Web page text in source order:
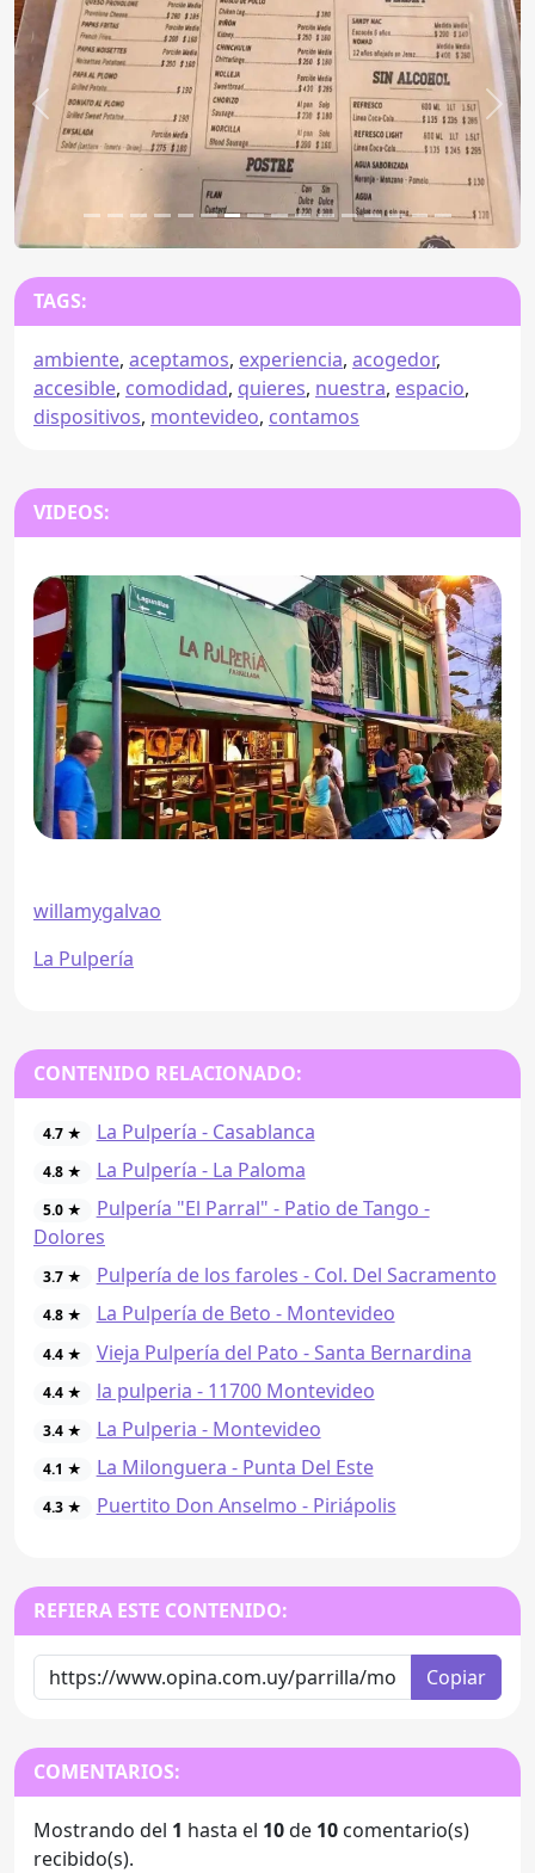
Anterior
TAGS:
ambiente, aceptamos, experiencia, acogedor,
accesible, comodidad, quieres, nuestra, espacio,
dispositivos, montevideo, contamos
VIDEOS:
willamygalvao
La Pulpería
CONTENIDO RELACIONADO:
4.7 ★ La Pulpería - Casablanca
4.8 ★ La Pulpería - La Paloma
5.0 ★
Pulpería "El Parral" - Patio de Tango -
Dolores
3.7 ★ Pulpería de los faroles - Col. Del Sacramento
4.8 ★ La Pulpería de Beto - Montevideo
4.4 ★ Vieja Pulpería del Pato - Santa Bernardina
4.4 ★ la pulperia - 11700 Montevideo
3.4 ★ La Pulperia - Montevideo
4.1 ★ La Milonguera - Punta Del Este
4.3 ★ Puertito Don Anselmo - Piriápolis
REFIERA ESTE CONTENIDO:
Copiar
COMENTARIOS:
Mostrando del 1 hasta el 10de 10 comentario(s)
recibido(s).